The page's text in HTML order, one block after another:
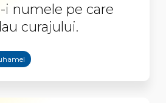
i numele pe care
curajului.